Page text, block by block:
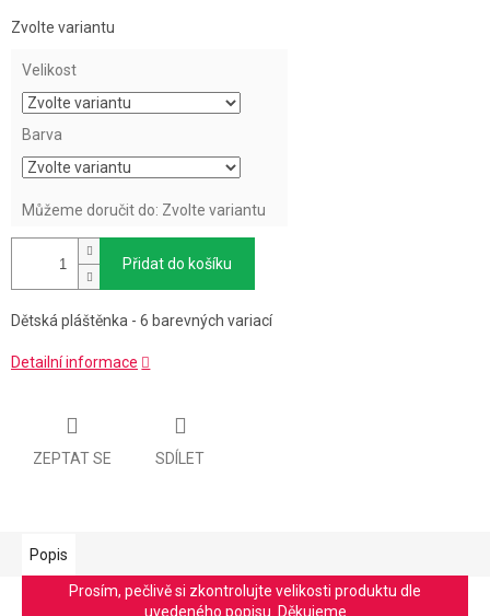
cena:
Zvolte variantu
Velikost
Barva
Můžeme doručit do: Zvolte variantu
Přidat do košíku
Dětská pláštěnka - 6 barevných variací
Detailní informace
ZEPTAT SE SDÍLET
Popis
Prosím, pečlivě si zkontrolujte velikosti produktu dle
uvedeného popisu. Děkujeme